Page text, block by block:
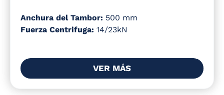
Anchura del Tambor: 500 mm
Fuerza Centrifuga: 14/23kN
VER MÁS